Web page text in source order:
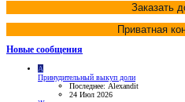
Заказать
Приватная
Новые сообщения
A
Принудительный выкуп доли
Последнее: Alexandit
24 Июл 2026